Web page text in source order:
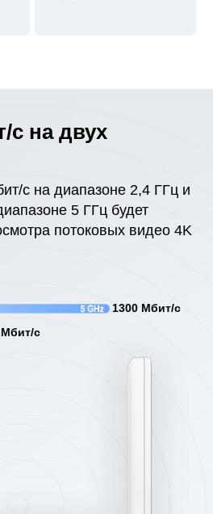
с на двух
с на диапазоне 2,4 ГГц и
5 ГГц будет
потоковых видео 4K
1300 Мбит/с
Мбит/с